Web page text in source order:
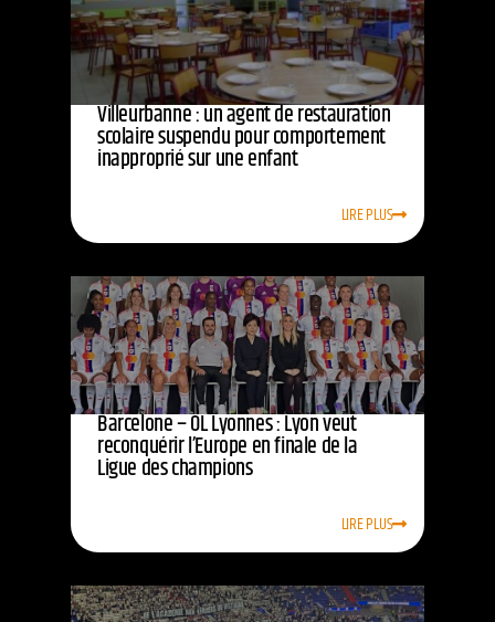
Villeurbanne : un agent de restauration
scolaire suspendu pour comportement
inapproprié sur une enfant
LIRE PLUS
Barcelone – OL Lyonnes : Lyon veut
reconquérir l’Europe en finale de la
Ligue des champions
LIRE PLUS